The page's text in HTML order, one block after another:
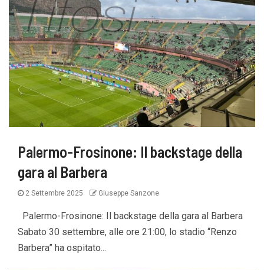
Palermo-Frosinone: Il backstage della
gara al Barbera
2 Settembre 2025 Giuseppe Sanzone
Palermo-Frosinone: Il backstage della gara al Barbera
Sabato 30 settembre, alle ore 21:00, lo stadio “Renzo
Barbera” ha ospitato...